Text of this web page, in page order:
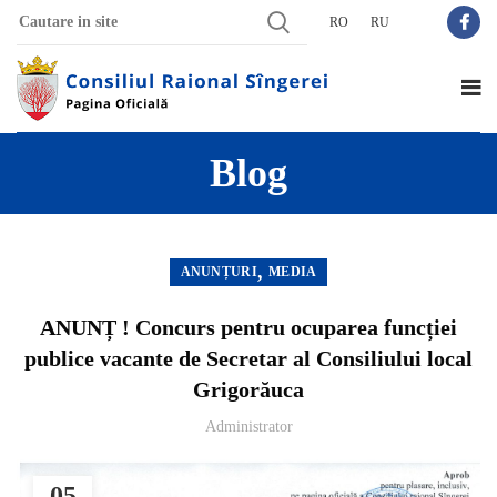
RO RU
Blog
ANUNȚURI, MEDIA
ANUNȚ ! Concurs pentru ocuparea funcției
publice vacante de Secretar al Consiliului local
Grigorăuca
Administrator